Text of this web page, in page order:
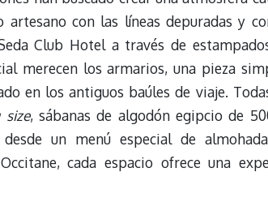
artesano con las líneas depuradas y
Club Hotel a través de
merecen los armarios, una pieza
en los antiguos baúles de viaje.
size, sábanas de algodón egipcio de
desde un menú especial de
cada espacio ofrece una